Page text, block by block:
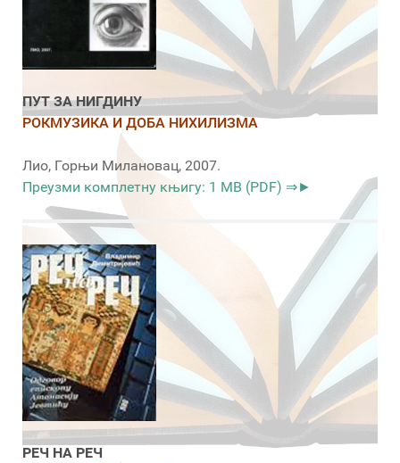
ПУТ ЗА НИГДИНУ
РОКМУЗИКА И ДОБА НИХИЛИЗМА
Лио, Горњи Милановац, 2007.
Преузми комплетну књигу: 1 MB (PDF) ⇒►
РЕЧ НА РЕЧ